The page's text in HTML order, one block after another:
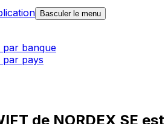
Basculer le menu
par banque
par pays
de NORDEX SE est